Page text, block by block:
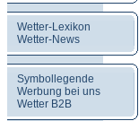
Wetter-Lexikon
Wetter-News
Symbollegende
Werbung bei uns
Wetter B2B